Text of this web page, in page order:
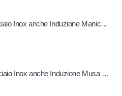
Padella in Acciaio Inox anche Induzione Manico in Bachelite 20 cm
Pentola in Acciaio Inox anche Induzione Musa 20 cm